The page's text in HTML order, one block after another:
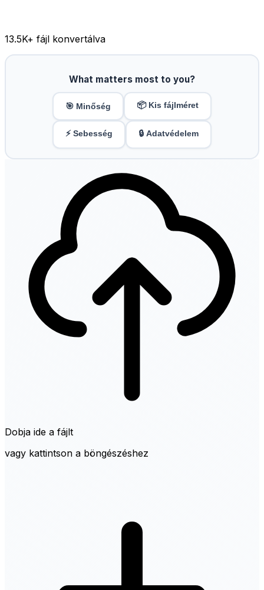
13.5K+ fájl konvertálva
What matters most to you?
🎯 Minőség 📦 Kis fájlméret
⚡ Sebesség 🔒 Adatvédelem
Dobja ide a fájlt
vagy kattintson a böngészéshez